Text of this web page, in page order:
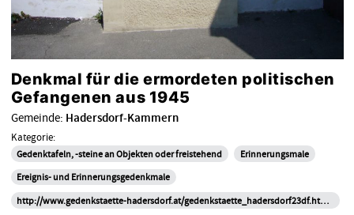
Denkmal für die ermordeten politischen
Gefangenen aus 1945
Gemeinde: Hadersdorf-Kammern
Kategorie:
Gedenktafeln, -steine an Objekten oder freistehend
Erinnerungsmale
Ereignis- und Erinnerungsgedenkmale
http://www.gedenkstaette-hadersdorf.at/gedenkstaette_hadersdorf23df.html?id=74 (Abfrage am 12.2.2018) Text Mag. Erich Broidl